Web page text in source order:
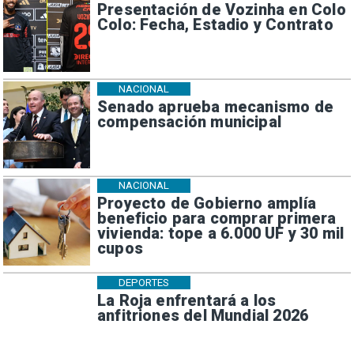
Presentación de Vozinha en Colo
Colo: Fecha, Estadio y Contrato
Senado aprueba mecanismo de
compensación municipal
NACIONAL
Proyecto de Gobierno amplía
beneficio para comprar primera
vivienda: tope a 6.000 UF y 30 mil
cupos
NACIONAL
La Roja enfrentará a los
anfitriones del Mundial 2026
DEPORTES